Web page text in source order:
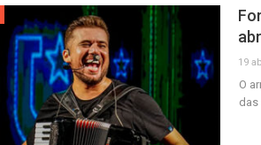
19
O
das